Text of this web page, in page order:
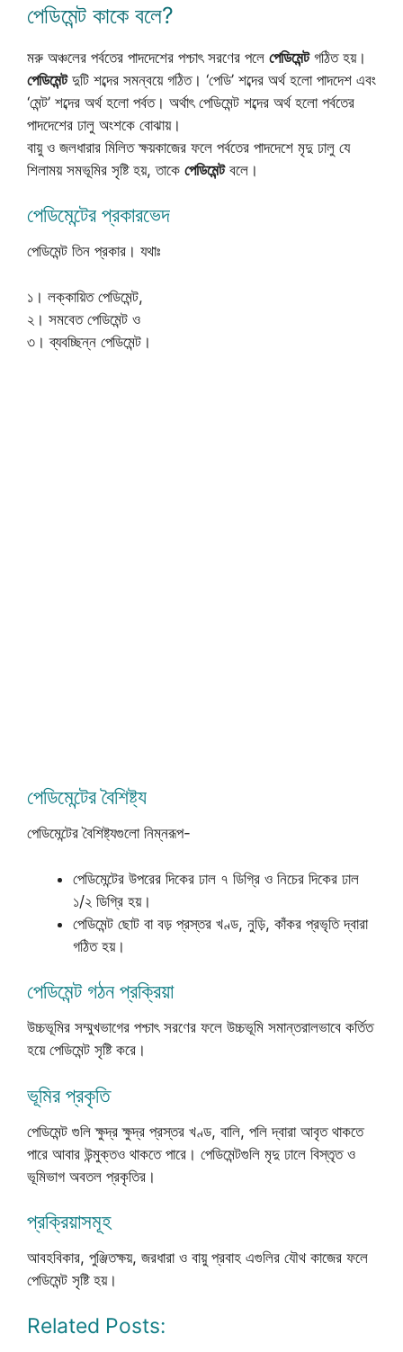
পেডিমেন্ট কাকে বলে?
মরু অঞ্চলের পর্বতের পাদদেশের পশ্চাৎ সরণের পলে পেডিমেন্টগঠিত হয়।
পেডিমেন্টদুটি শব্দের সমন্বয়ে গঠিত। ‘পেডি’ শব্দের অর্থ হলো পাদদেশ এবং
‘মেন্ট’ শব্দের অর্থ হলো পর্বত। অর্থাৎ পেডিমেন্ট শব্দের অর্থ হলো পর্বতের
পাদদেশের ঢালু অংশকে বোঝায়।
বায়ু ও জলধারার মিলিত ক্ষয়কাজের ফলে পর্বতের পাদদেশে মৃদু ঢালু যে
শিলাময় সমভূমির সৃষ্টি হয়, তাকে পেডিমেন্টবলে।
পেডিমেন্টের প্রকারভেদ
পেডিমেন্ট তিন প্রকার। যথাঃ
১। লক্কায়িত পেডিমেন্ট,
২। সমবেত পেডিমেন্ট ও
৩। ব্যবচ্ছিন্ন পেডিমেন্ট।
পেডিমেন্টের বৈশিষ্ট্য
পেডিমেন্টের বৈশিষ্ট্যগুলো নিম্নরূপ-
পেডিমেন্টের উপরের দিকের ঢাল ৭ ডিগ্রি ও নিচের দিকের ঢাল
১/২ ডিগ্রি হয়।
পেডিমেন্ট ছোট বা বড় প্রস্তর খণ্ড, নুড়ি, কাঁকর প্রভৃতি দ্বারা
গঠিত হয়।
পেডিমেন্ট গঠন প্রক্রিয়া
উচ্চভূমির সম্মুখভাগের পশ্চাৎ সরণের ফলে উচ্চভূমি সমান্তরালভাবে কর্তিত
হয়ে পেডিমেন্ট সৃষ্টি করে।
ভূমির প্রকৃতি
পেডিমেন্ট গুলি ক্ষুদ্র ক্ষুদ্র প্রস্তর খণ্ড, বালি, পলি দ্বারা আবৃত থাকতে
পারে আবার উন্মুক্তও থাকতে পারে। পেডিমেন্টগুলি মৃদু ঢালে বিস্তৃত ও
ভূমিভাগ অবতল প্রকৃতির।
প্রক্রিয়াসমূহ
আবহবিকার, পুঞ্জিতক্ষয়, জরধারা ও বায়ু প্রবাহ এগুলির যৌথ কাজের ফলে
পেডিমেন্ট সৃষ্টি হয়।
Related Posts: